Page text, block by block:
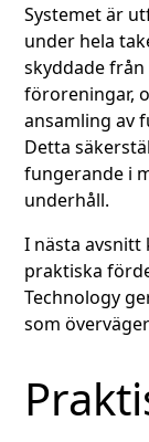
Systemet är
under hela
skyddade
föroreningar,
ansamling av
Detta
fungerande i
underhåll.
I nästa avsnitt
praktiska
Technology
som